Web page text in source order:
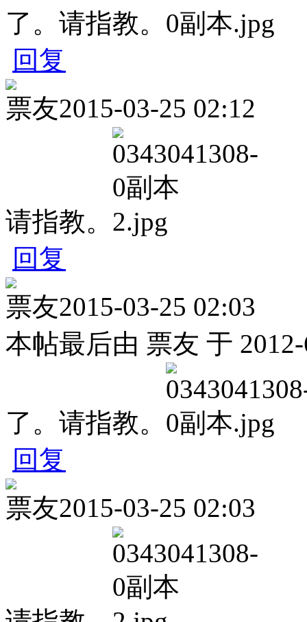
了。请指教。
回复
票友2015-03-25 02:12
请指教。
回复
票友2015-03-25 02:03
本帖最后由 票友 于
了。请指教。
回复
票友2015-03-25 02:03